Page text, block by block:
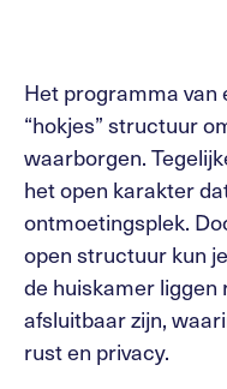
Het programma van
“hokjes” structuur
waarborgen.
het open karakter
ontmoetingsplek.
open structuur kun
de huiskamer liggen
afsluitbaar zijn,
rust en privacy.